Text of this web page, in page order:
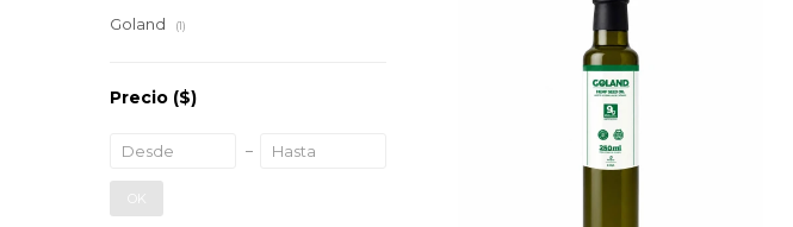
Goland (1)
Precio ($)
OK